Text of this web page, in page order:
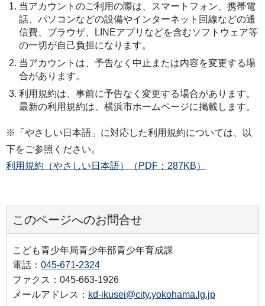
当アカウントのご利用の際は、スマートフォン、携帯電
話、パソコンなどの設備やインターネット回線などの通
信費、ブラウザ、LINEアプリなどを含むソフトウェア等
の一切が自己負担になります。
当アカウントは、予告なく中止または内容を変更する場
合があります。
利用規約は、事前に予告なく変更する場合があります。
最新の利用規約は、横浜市ホームページに掲載します。
※「やさしい日本語」に対応した利用規約については、以
下をご参照ください。
利用規約（やさしい日本語）（PDF：287KB）
このページへのお問合せ
こども青少年局青少年部青少年育成課
電話： 045-671-2324
ファクス：045-663-1926
メールアドレス： kd-ikusei@city.yokohama.lg.jp